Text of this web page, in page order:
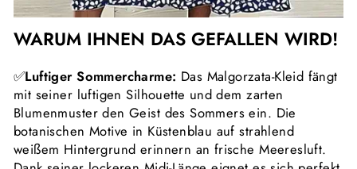
WARUM IHNEN DAS GEFALLEN WIRD!
✅Luftiger Sommercharme: Das Malgorzata-Kleid fängt
mit seiner luftigen Silhouette und dem zarten
Blumenmuster den Geist des Sommers ein. Die
botanischen Motive in Küstenblau auf strahlend
weißem Hintergrund erinnern an frische Meeresluft.